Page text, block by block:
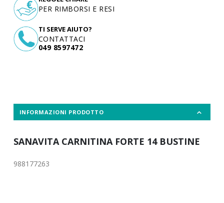
TI SERVE AIUTO?
CONTATTACI
049 8597472
PER RIMBORSI E RESI
INFORMAZIONI PRODOTTO
SANAVITA CARNITINA FORTE 14 BUSTINE
988177263